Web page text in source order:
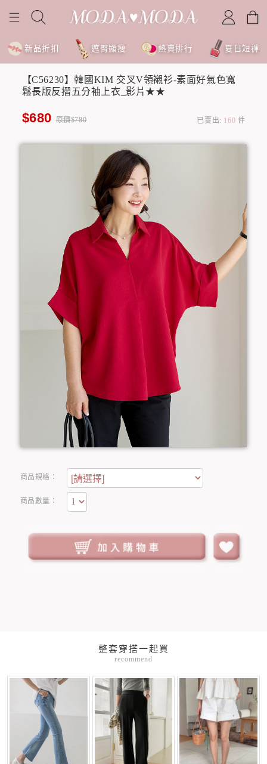
新品折扣 遮臀顯瘦 熱賣排行 夏日短褲
【C56230】韓國KIM 交叉V領襯衫-素面好氣色寬
鬆長版反摺五分袖上衣_影片★★
$680 原價$780 已賣出: 160 件
商品規格：
商品數量：
整套穿搭一起買
recommend